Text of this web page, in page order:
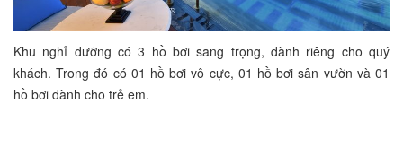
Khu nghỉ dưỡng có 3 hồ bơi sang trọng, dành riêng cho quý
khách. Trong đó có 01 hồ bơi vô cực, 01 hồ bơi sân vườn và 01
hồ bơi dành cho trẻ em.